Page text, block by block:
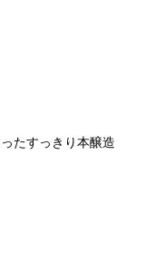
たすっきり本醸造